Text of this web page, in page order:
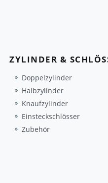
ZYLINDER &
Doppelzylinder
Halbzylinder
Knaufzylinder
Einsteckschlösser
Zubehör